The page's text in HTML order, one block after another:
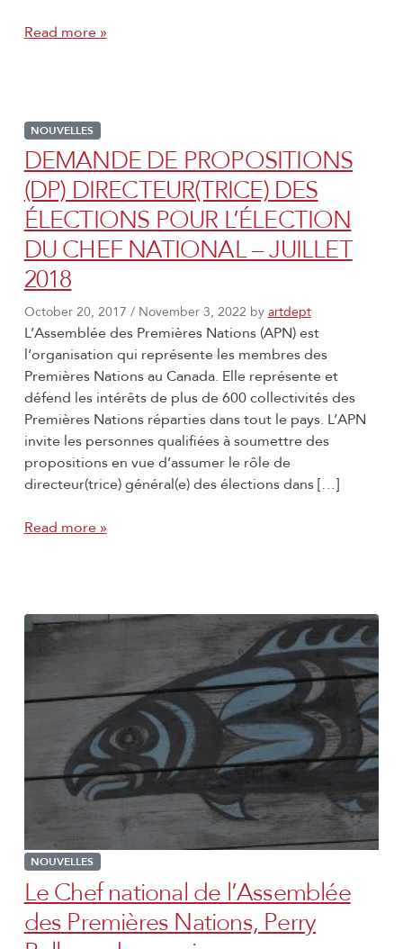
Read more »
NOUVELLES
DEMANDE DE PROPOSITIONS
(DP) DIRECTEUR(TRICE) DES
ÉLECTIONS POUR L’ÉLECTION
DU CHEF NATIONAL – JUILLET
2018
October 20, 2017 / November 3, 2022 by artdept
L’Assemblée des Premières Nations (APN) est
l’organisation qui représente les membres des
Premières Nations au Canada. Elle représente et
défend les intérêts de plus de 600 collectivités des
Premières Nations réparties dans tout le pays. L’APN
invite les personnes qualifiées à soumettre des
propositions en vue d’assumer le rôle de
directeur(trice) général(e) des élections dans […]
Read more »
NOUVELLES
Le Chef national de l’Assemblée
des Premières Nations, Perry